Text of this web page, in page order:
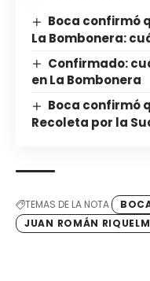
Boca confirmó
La Bombonera:
Confirmado:
en La Bombonera
Boca confirmó
Recoleta por la
TEMAS DE LA NOTA
JUAN ROMÁN